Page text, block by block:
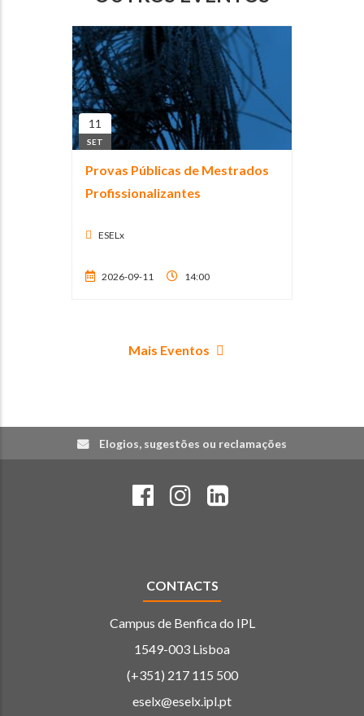
11
SET
Provas Públicas de Mestrados
Profissionalizantes
ESELx
2026-09-11 14:00
Mais Eventos
Elogios, sugestões ou reclamações
CONTACTS
Campus de Benfica do IPL
1549-003 Lisboa
(+351) 217 115 500
eselx@eselx.ipl.pt